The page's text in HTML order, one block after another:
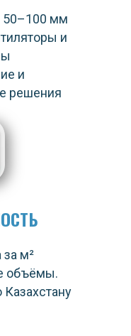
м²
объёмы.
50–100 мм
и
и
решения